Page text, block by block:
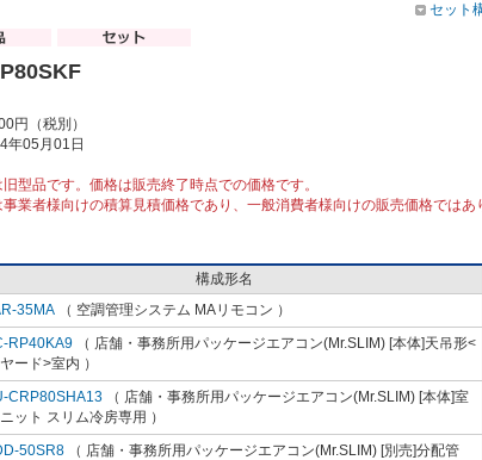
セット
円（税別）
年05月01日
型品です。価格は販売終了時点での価格です。
業者様向けの積算見積価格であり、一般消費者様向けの販売価格ではあ
構成形名
35MA （ 空調管理システム MAリモコン ）
RP40KA9 （ 店舗・事務所用パッケージエアコン(Mr.SLIM) [本体]天吊形<
ード>室内 ）
CRP80SHA13 （ 店舗・事務所用パッケージエアコン(Mr.SLIM) [本体]室
ット スリム冷房専用 ）
50SR8 （ 店舗・事務所用パッケージエアコン(Mr.SLIM) [別売]分配管